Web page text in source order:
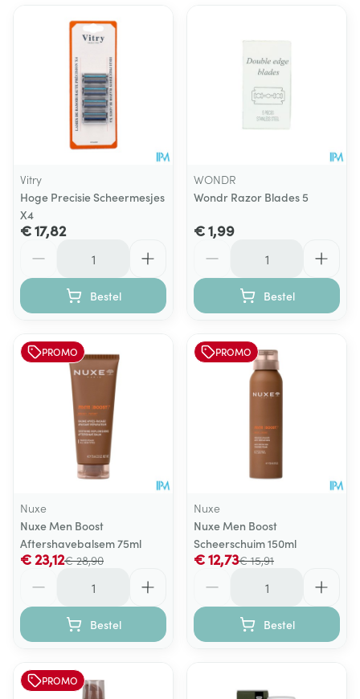
Vitry
Hoge Precisie Scheermesjes
X4
€ 17,82
Bestel
WONDR
Wondr Razor Blades 5
€ 1,99
Bestel
PROMO
Nuxe
Nuxe Men Boost
Aftershavebalsem 75ml
€ 28,90
€ 23,12
Bestel
PROMO
Nuxe
Nuxe Men Boost
Scheerschuim 150ml
€ 15,91
€ 12,73
Bestel
PROMO